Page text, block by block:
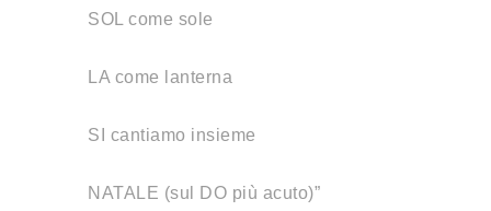
SOL come sole
LA come lanterna
SI cantiamo insieme
NATALE (sul DO più acuto)”